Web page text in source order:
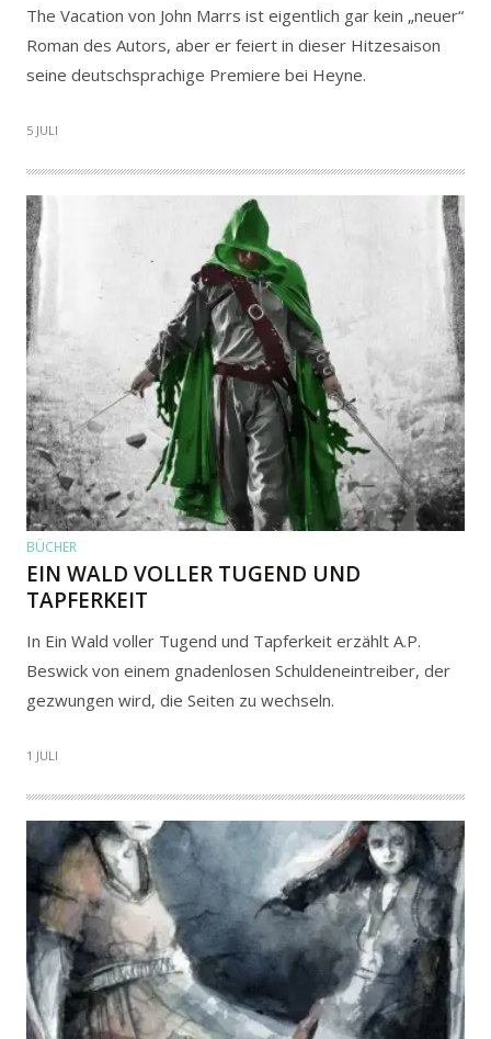
The Vacation von John Marrs ist eigentlich gar kein „neuer“
Roman des Autors, aber er feiert in dieser Hitzesaison
seine deutschsprachige Premiere bei Heyne.
5 JULI
BÜCHER
EIN WALD VOLLER TUGEND UND
TAPFERKEIT
In Ein Wald voller Tugend und Tapferkeit erzählt A.P.
Beswick von einem gnadenlosen Schuldeneintreiber, der
gezwungen wird, die Seiten zu wechseln.
1 JULI